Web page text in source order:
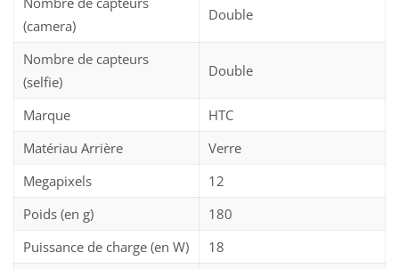
(camera)
Double
Nombre de capteurs
(selfie)
Double
Marque
HTC
Matériau Arrière
Verre
Megapixels
12
Poids (en g)
180
Puissance de charge (en W)
18